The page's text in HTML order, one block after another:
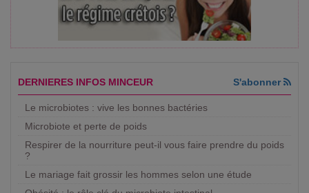
DERNIERES INFOS MINCEUR S'abonner
Le microbiotes : vive les bonnes bactéries
Microbiote et perte de poids
Respirer de la nourriture peut-il vous faire prendre du poids
?
Le mariage fait grossir les hommes selon une étude